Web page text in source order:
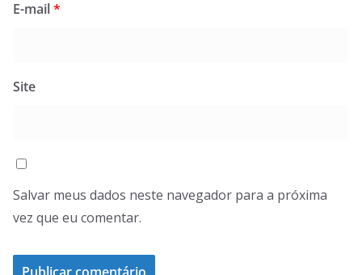
E-mail*
Site
Salvar meus dados neste navegador para a próxima
vez que eu comentar.